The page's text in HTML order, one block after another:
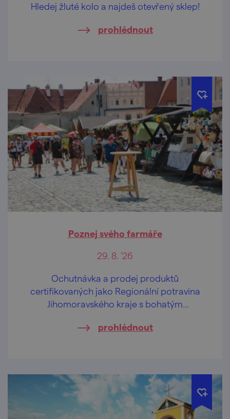
Hledej žluté kolo a najdeš otevřený sklep!
prohlédnout
Poznej svého farmáře
29. 8. '26
Ochutnávka a prodej produktů
certifikovaných jako Regionální potravina
Jihomoravského kraje s bohatým
prohlédnout